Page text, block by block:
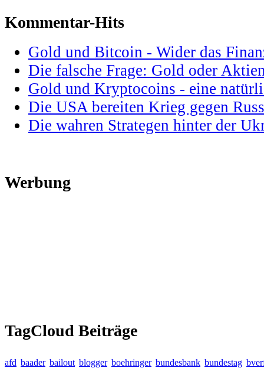
Kommentar-Hits
Gold und Bitcoin - Wider das
Die falsche Frage: Gold oder
Gold und Kryptocoins - eine
Die USA bereiten Krieg gegen
Die wahren Strategen hinter der
Werbung
TagCloud Beiträge
afd baader bailout blogger boehringer bundesbank bundestag